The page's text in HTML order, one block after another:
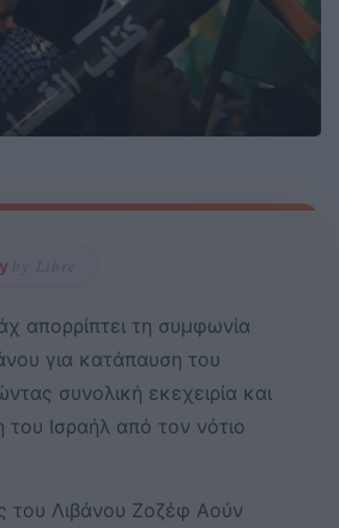
by Libre
απορρίπτει τη συμφωνία
για κατάπαυση του
συνολική εκεχειρία και
Ισραήλ από τον νότιο
του Λιβάνου Ζοζέφ Αούν